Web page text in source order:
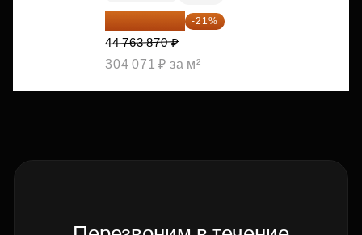
35 363 457 ₽ -21%
44 763 870 ₽
304 071 ₽ за м²